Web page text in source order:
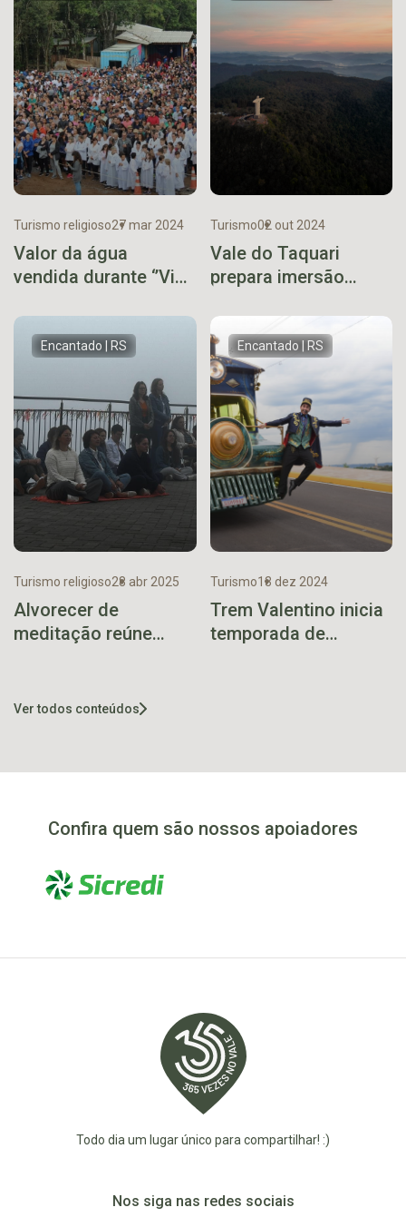
Turismo religioso27 mar 2024
Valor da água
vendida durante ‘’Via
será destinado para
vestimentas dos
Turismo02 out 2024
Vale do Taquari
prepara imersão
profissionais do setor
Encantado | RS
Turismo religioso28 abr 2025
Alvorecer de
meditação reúne
Protetor
Encantado | RS
Turismo13 dez 2024
Trem Valentino inicia
temporada de
Ver todos conteúdos
Confira quem são nossos apoiadores
Todo dia um lugar único para compartilhar! :)
Nos siga nas redes sociais